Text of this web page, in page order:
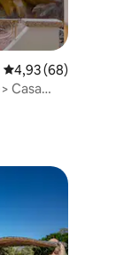
4,93 af 5 í
4,93 (68)
Casa